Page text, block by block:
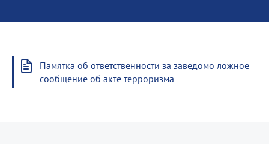
Памятка об ответственности за заведомо ложное
сообщение об акте терроризма